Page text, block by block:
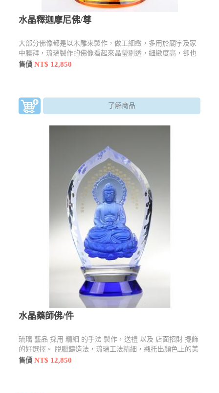
水晶釋迦摩尼佛/尊
大部分佛像都是以木雕來製作，做工細緻，多用於廟宇及家
中膜拜，琉璃製作的佛像看起來晶瑩剔透，細緻度高，卻也
不失莊嚴感，還有許多型態及樣貌
售價NT$ 12,850
了解商品
水晶藥師佛/件
琉璃 藝品 採用 精細 的手法 製作，送禮 以及 店面招財 擺飾
的好選擇。 脫臘鑄造法，琉璃工法精細，襯托出顏色上的美
感尺寸：12*12*28±1.5cm材質：琉璃顏色：以現場銷售為主
售價NT$ 12,850